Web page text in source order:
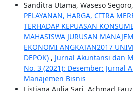
Sanditra Utama, Waseso Segoro,
PELAYANAN, HARGA, CITRA
TERHADAP KEPUASAN
MAHASISWA JURUSAN
EKONOMI ANGKATAN2017
DEPOK) , Jurnal Akuntansi dan
No. 3 (2021): Desember: Jurnal
Manajemen Bisnis
Listiana Aulia Sari, Achmad